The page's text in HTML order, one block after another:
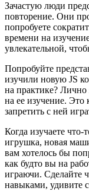
Зачастую люди
повторение. Они
попробуете
времени на
увлекательной,
Попробуйте
изучили новую JS
на практике? Лично
на ее изучение. Это
запретить с ней
Когда изучаете что-
игрушка, новая
вам хотелось бы
как будто вы на
играючи. Сделайте
навыками, удивите